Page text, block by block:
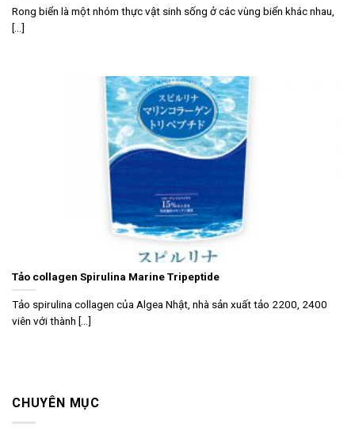
Rong biển là một nhóm thực vật sinh sống ở các vùng biển khác nhau,
[...]
Tảo collagen Spirulina Marine Tripeptide
Tảo spirulina collagen của Algea Nhật, nhà sản xuất tảo 2200, 2400
viên với thành [...]
CHUYÊN MỤC